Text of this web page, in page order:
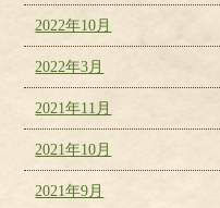
2022年10月
2022年3月
2021年11月
2021年10月
2021年9月